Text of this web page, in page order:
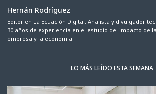
Hernán Rodríguez
Editor en La Ecuación Digital. Analista y divulgador
30 años de experiencia en el estudio del impacto de
empresa y la economía.
LO MÁS LEÍDO ESTA SEMANA